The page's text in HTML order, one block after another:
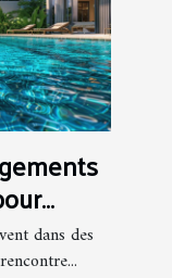
dans des